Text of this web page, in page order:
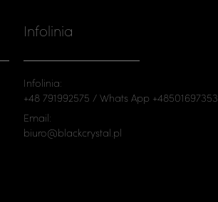
Infolinia
Infolinia:
+48 791992575 / Whats App +48501697353
Email:
biuro@blackcrystal.pl